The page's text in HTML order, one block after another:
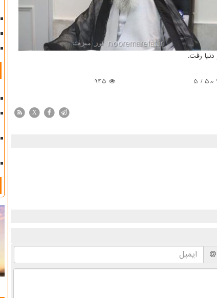
5.0
/
5
945
X